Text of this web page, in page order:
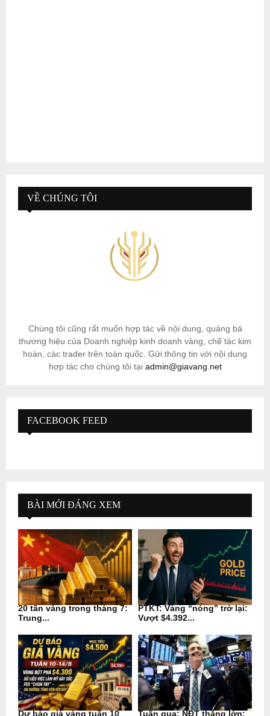
VỀ CHÚNG TÔI
Chúng tôi cũng rất muốn hợp tác về nội dung, quảng bá
thương hiệu của Doanh nghiệp kinh doanh vàng, chế tác kim
hoàn, các trader trên toàn quốc. Gửi thông tin với nội dung
hợp tác cho chúng tôi tại admin@giavang.net
FACEBOOK FEED
BÀI MỚI ĐÁNG XEM
20 tấn vàng trong tháng 7:
Trung...
PTKT: Vàng “nóng” trở lại:
Vượt $4.392...
Dự báo giá vàng tuần 10 Tuần qua: NĐT thắng lớn: